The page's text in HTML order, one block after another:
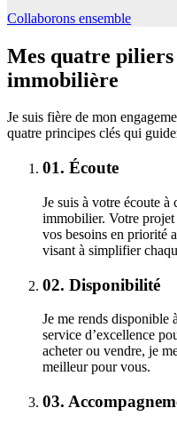
Collaborons ensemble
Mes quatre piliers
immobilière
Je suis fière de mon
quatre principes clés qui
01. Écoute
Je suis à votre écoute à
immobilier. Votre projet
vos besoins en priorité
visant à simplifier
02. Disponibilité
Je me rends disponible
service d’excellence
acheter ou vendre, je
meilleur pour vous.
03.